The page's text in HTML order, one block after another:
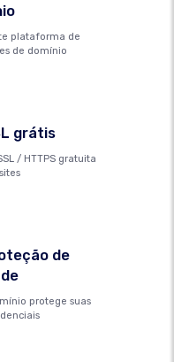
plataforma de
de domínio
grátis
/ HTTPS gratuita
de
protege suas